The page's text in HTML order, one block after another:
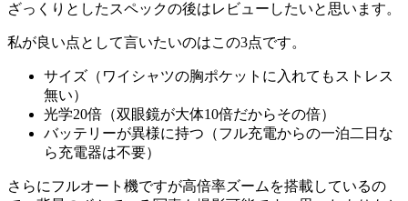
ざっくりとしたスペックの後はレビューしたいと思います。
私が良い点として言いたいのはこの3点です。
サイズ（ワイシャツの胸ポケットに入れてもストレス
無い）
光学20倍（双眼鏡が大体10倍だからその倍）
バッテリーが異様に持つ（フル充電からの一泊二日な
ら充電器は不要）
さらにフルオート機ですが高倍率ズームを搭載しているの